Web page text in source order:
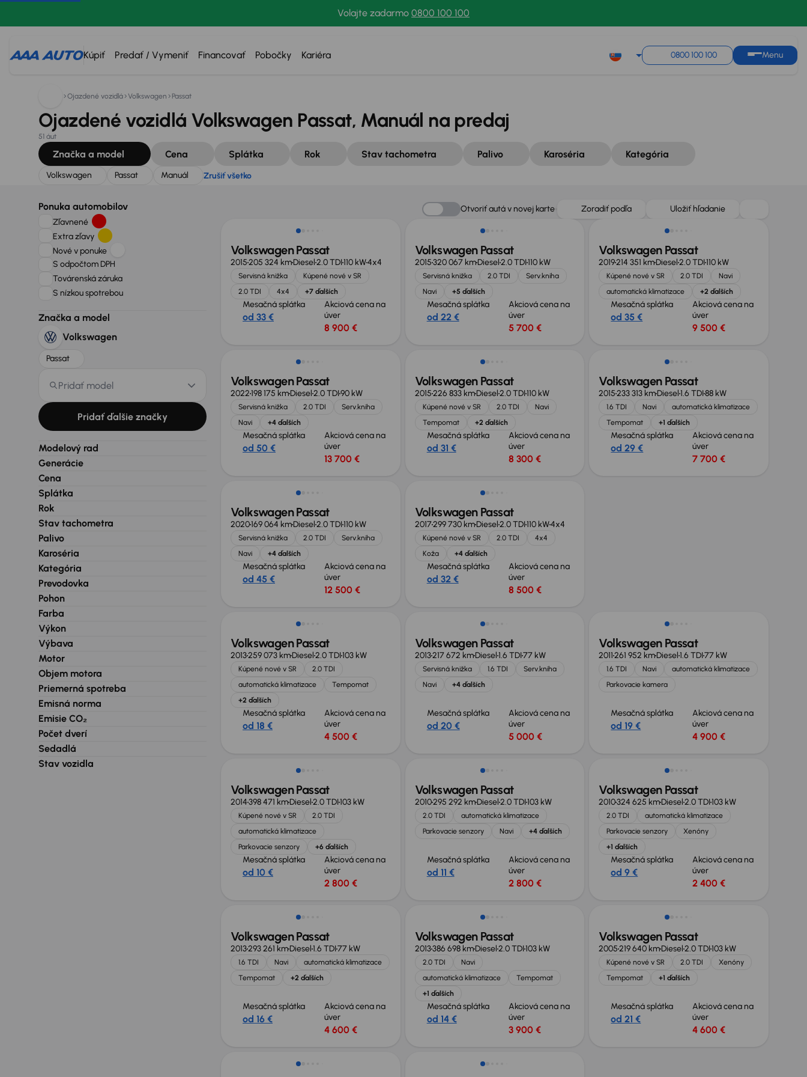
Volajte zadarmo 0800 100 100
Kúpiť Predať / Vymeniť Financovať Pobočky Kariéra 0800 100 100 Menu
Hľadáte: Zrušiť všetko
Ojazdené vozidlá Volkswagen Passat
Ojazdené vozidlá Volkswagen Passat, Manuál na predaj
51 áut
Značka a model Cena Splátka Rok Stav tachometra Palivo Karoséria Kategória
Volkswagen Passat Manuál Zrušiť všetko
Ponuka automobilov
Zľavnené
Extra zľavy
Nové v ponuke
S odpočtom DPH
Továrenská záruka
S nízkou spotrebou
Značka a model
Volkswagen
Passat
Pridať model
Pridať ďalšie značky
Modelový rad
Generácie
Cena
Splátka
Rok
Stav tachometra
Palivo
Karoséria
Kategória
Prevodovka
Pohon
Farba
Výkon
Výbava
Motor
Objem motora
Priemerná spotreba
Emisná norma
Emisie CO₂
Počet dverí
Sedadlá
Stav vozidla
Otvoriť autá v novej karte Zoradiť podľa Uložiť hľadanie
Volkswagen Passat
2015205 324 kmDiesel2.0 TDI110 kW4x4
Servisná knižka
Kúpené nové v SR
2.0 TDI
4x4 +7 ďalších
Mesačná splátka
od 33 €
Akciová cena na
úver
8 900 €
Volkswagen Passat
2015320 067 kmDiesel2.0 TDI110 kW
Servisná knižka 2.0 TDI
Serv.kniha
Navi
+5 ďalších
Mesačná splátka
od 22 €
Akciová cena na
úver
5 700 €
Volkswagen Passat
2019214 351 kmDiesel2.0 TDI110 kW
Kúpené nové v SR 2.0 TDI
Navi
automatická klimatizace
+2 ďalších
Mesačná splátka
od 35 €
Akciová cena na
úver
9 500 €
Volkswagen Passat
2022198 175 kmDiesel2.0 TDI90 kW
Servisná knižka 2.0 TDI
Serv.kniha
Navi
+4 ďalších
Mesačná splátka
od 50 €
Akciová cena na
úver
13 700 €
Volkswagen Passat
2015226 833 kmDiesel2.0 TDI110 kW
Kúpené nové v SR 2.0 TDI
Navi
Tempomat
+2 ďalších
Mesačná splátka
od 31 €
Akciová cena na
úver
8 300 €
Volkswagen Passat
2015233 313 kmDiesel1.6 TDI88 kW
1.6 TDI Navi
automatická klimatizace
Tempomat
+1 ďalších
Mesačná splátka
od 29 €
Akciová cena na
úver
7 700 €
Volkswagen Passat
2020169 064 kmDiesel2.0 TDI110 kW
Servisná knižka 2.0 TDI
Serv.kniha
Navi
+4 ďalších
Mesačná splátka
od 45 €
Akciová cena na
úver
12 500 €
Možnosť odpočtu DPH
Volkswagen Passat
2017299 730 kmDiesel2.0 TDI110 kW4x4
Kúpené nové v SR 2.0 TDI
4x4
Koža
+4 ďalších
Mesačná splátka
od 32 €
Akciová cena na
úver
8 500 €
Volkswagen Passat
2013259 073 kmDiesel2.0 TDI103 kW
Kúpené nové v SR
2.0 TDI
automatická klimatizace
Tempomat
+2 ďalších
Mesačná splátka
od 18 €
Akciová cena na
úver
4 500 €
Volkswagen Passat
2013217 672 kmDiesel1.6 TDI77 kW
Servisná knižka 1.6 TDI
Serv.kniha
Navi
+4 ďalších
Mesačná splátka
od 20 €
Akciová cena na
úver
5 000 €
Volkswagen Passat
2011261 952 kmDiesel1.6 TDI77 kW
1.6 TDI Navi
automatická klimatizace
Parkovacie kamera
Mesačná splátka
od 19 €
Akciová cena na
úver
4 900 €
Volkswagen Passat
2014398 471 kmDiesel2.0 TDI103 kW
Kúpené nové v SR
2.0 TDI
automatická klimatizace
Parkovacie senzory
+6 ďalších
Mesačná splátka
od 10 €
Akciová cena na
úver
2 800 €
Volkswagen Passat
2010295 292 kmDiesel2.0 TDI103 kW
2.0 TDI
automatická klimatizace
Parkovacie senzory
Navi +4 ďalších
Mesačná splátka
od 11 €
Akciová cena na
úver
2 800 €
Volkswagen Passat
2010324 625 kmDiesel2.0 TDI103 kW
2.0 TDI
automatická klimatizace
Parkovacie senzory
Xenóny
+1 ďalších
Mesačná splátka
od 9 €
Akciová cena na
úver
2 400 €
Volkswagen Passat
2013293 261 kmDiesel1.6 TDI77 kW
1.6 TDI Navi
automatická klimatizace
Tempomat
+2 ďalších
Mesačná splátka
od 16 €
Akciová cena na
úver
4 600 €
Volkswagen Passat
2013386 698 kmDiesel2.0 TDI103 kW
2.0 TDI
Navi
automatická klimatizace
Tempomat
+1 ďalších
Mesačná splátka
od 14 €
Akciová cena na
úver
3 900 €
Volkswagen Passat
2005219 640 kmDiesel2.0 TDI103 kW
Kúpené nové v SR 2.0 TDI
Xenóny
Tempomat
+1 ďalších
Mesačná splátka
od 21 €
Akciová cena na
úver
4 600 €